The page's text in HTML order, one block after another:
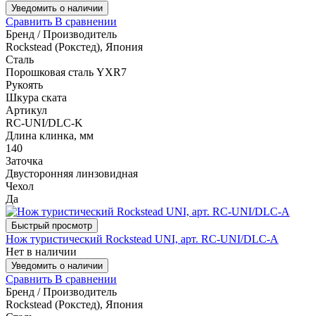
Уведомить о наличии
Сравнить В сравнении
Бренд / Производитель
Rockstead (Рокстед), Япония
Сталь
Порошковая сталь YXR7
Рукоять
Шкура ската
Артикул
RC-UNI/DLC-K
Длина клинка, мм
140
Заточка
Двусторонняя линзовидная
Чехол
Да
Быстрый просмотр
Нож туристический Rockstead UNI, арт. RC-UNI/DLC-A
Нет в наличии
Уведомить о наличии
Сравнить В сравнении
Бренд / Производитель
Rockstead (Рокстед), Япония